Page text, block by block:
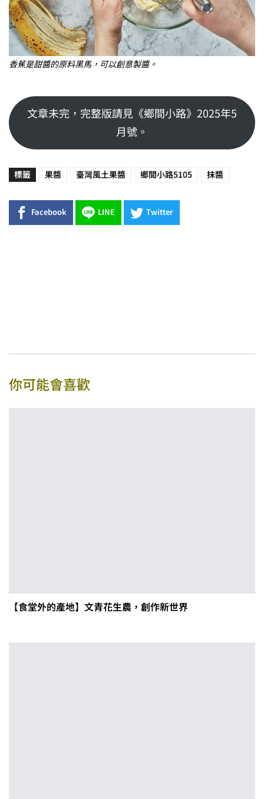
香蕉是甜醬的原料黑馬，可以創意製醬。
文章未完，完整版請見《鄉間小路》2025年5
月號。
標籤 果醬 臺灣風土果醬 鄉間小路5105 抹醬
Facebook LINE Twitter
你可能會喜歡
【食堂外的產地】文青花生農，創作新世界